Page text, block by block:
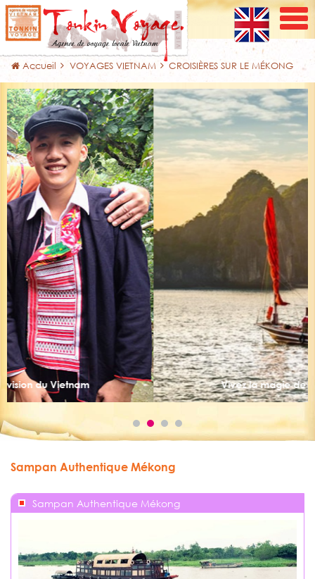
Accueil VOYAGES VIETNAM CROISIÈRES SUR LE MÉKONG
Vivez la magie de la baie d’Halong
Sampan Authentique Mékong
Sampan Authentique Mékong